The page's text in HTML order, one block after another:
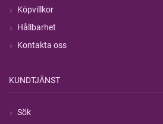
Köpvillkor
Hållbarhet
Kontakta oss
KUNDTJÄNST
Sök